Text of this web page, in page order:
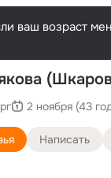
ваш возраст
2 ноября (43
Написать